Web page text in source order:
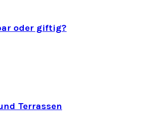
oder giftig?
Terrassen